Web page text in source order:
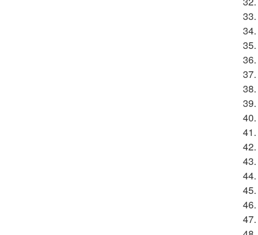
33.
34.
35.
36.
37.
38.
39.
40.
41.
42.
43.
44.
45.
46.
47.